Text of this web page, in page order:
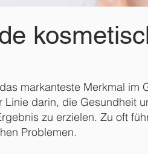
markanteste Merkmal
Linie darin, die Gesundheit
zu erzielen. Zu oft
Problemen.